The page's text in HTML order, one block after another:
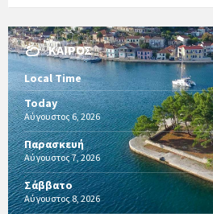
ΚΑΙΡΌΣ
Local Time
Today
Αύγουστος 6, 2026
Παρασκευή
Αύγουστος 7, 2026
Σάββατο
Αύγουστος 8, 2026